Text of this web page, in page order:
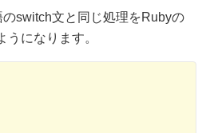
switch文と同じ処理をRubyの
になります。